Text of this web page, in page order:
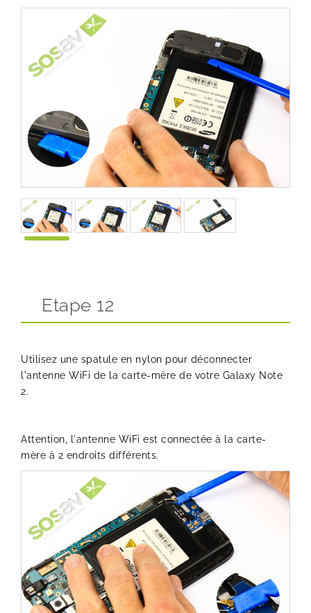
Etape 12
Utilisez une spatule en nylon pour déconnecter
l'antenne WiFi de la carte-mère de votre Galaxy Note
2.
Attention, l'antenne WiFi est connectée à la carte-
mère à 2 endroits différents.